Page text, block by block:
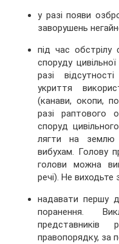
у разі появи
заворушень
під час обстрілу
споруду
разі
укриття
(канави, окопи,
разі раптового
споруд
лягти на землю
вибухам. Голову
голови можна
речі). Не виходьте
надавати першу
поранення.
представників
правопорядку, за